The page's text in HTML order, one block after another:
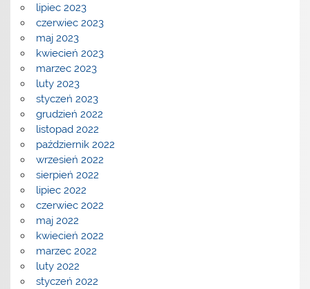
lipiec 2023
czerwiec 2023
maj 2023
kwiecień 2023
marzec 2023
luty 2023
styczeń 2023
grudzień 2022
listopad 2022
październik 2022
wrzesień 2022
sierpień 2022
lipiec 2022
czerwiec 2022
maj 2022
kwiecień 2022
marzec 2022
luty 2022
styczeń 2022